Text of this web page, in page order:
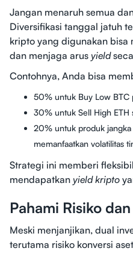
Jangan menaruh semua
Diversifikasi tanggal jatuh
kripto yang digunakan
dan menjaga arus yield
Contohnya, Anda bisa
50% untuk Buy Low BTC
30% untuk Sell High ETH
20% untuk produk
memanfaatkan volatilitas
Strategi ini memberi
mendapatkan yield kripto
Pahami Risiko
Meski menjanjikan, dual
terutama risiko konversi